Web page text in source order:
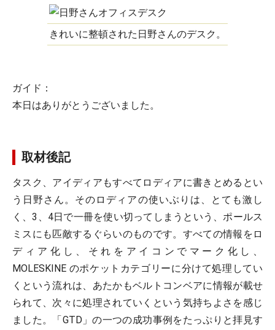
きれいに整頓された日野さんのデスク。
ガイド：
本日はありがとうございました。
取材後記
タスク、アイディアもすべてロディアに書きとめるとい
う日野さん。そのロディアの使いぶりは、とても激し
く、3、4日で一冊を使い切ってしまうという、ポールス
ミスにも匹敵するぐらいのものです。すべての情報をロ
ディア化し、それをアイコンでマーク化し、
MOLESKINE のポケットカテゴリーに分けて処理してい
くという流れは、あたかもベルトコンベアに情報が載せ
られて、次々に処理されていくという気持ちよさを感じ
ました。「GTD」の一つの成功事例をたっぷりと拝見す